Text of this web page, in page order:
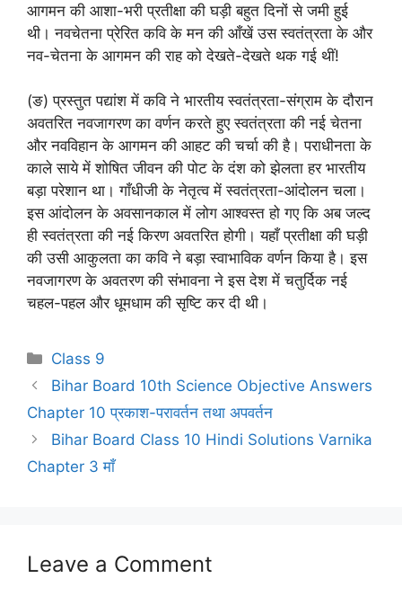
आगमन की आशा-भरी प्रतीक्षा की घड़ी बहुत दिनों से जमी हुई
थी। नवचेतना प्रेरित कवि के मन की आँखें उस स्वतंत्रता के और
नव-चेतना के आगमन की राह को देखते-देखते थक गई थीं!
(ङ) प्रस्तुत पद्यांश में कवि ने भारतीय स्वतंत्रता-संग्राम के दौरान
अवतरित नवजागरण का वर्णन करते हुए स्वतंत्रता की नई चेतना
और नवविहान के आगमन की आहट की चर्चा की है। पराधीनता के
काले साये में शोषित जीवन की पोट के दंश को झेलता हर भारतीय
बड़ा परेशान था। गाँधीजी के नेतृत्व में स्वतंत्रता-आंदोलन चला।
इस आंदोलन के अवसानकाल में लोग आश्वस्त हो गए कि अब जल्द
ही स्वतंत्रता की नई किरण अवतरित होगी। यहाँ प्रतीक्षा की घड़ी
की उसी आकुलता का कवि ने बड़ा स्वाभाविक वर्णन किया है। इस
नवजागरण के अवतरण की संभावना ने इस देश में चतुर्दिक नई
चहल-पहल और धूमधाम की सृष्टि कर दी थी।
Categories
Class 9
Bihar Board 10th Science Objective Answers
Chapter 10 प्रकाश-परावर्तन तथा अपवर्तन
Bihar Board Class 10 Hindi Solutions Varnika
Chapter 3 माँ
Leave a Comment